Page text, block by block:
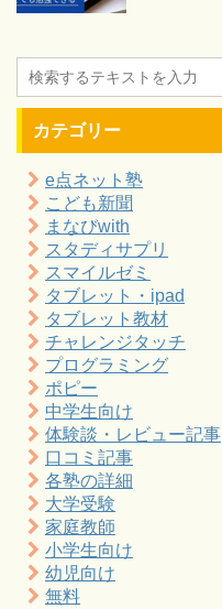
カテゴリー
e点ネット塾
こども新聞
まなびwith
スタディサプリ
スマイルゼミ
タブレット・ipad
タブレット教材
チャレンジタッチ
プログラミング
ポピー
中学生向け
体験談・レビュー記事
口コミ記事
各塾の詳細
大学受験
家庭教師
小学生向け
幼児向け
無料